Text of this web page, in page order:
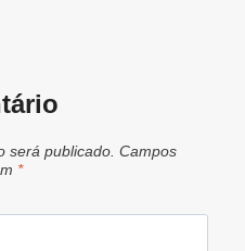
será publicado. Campos
*